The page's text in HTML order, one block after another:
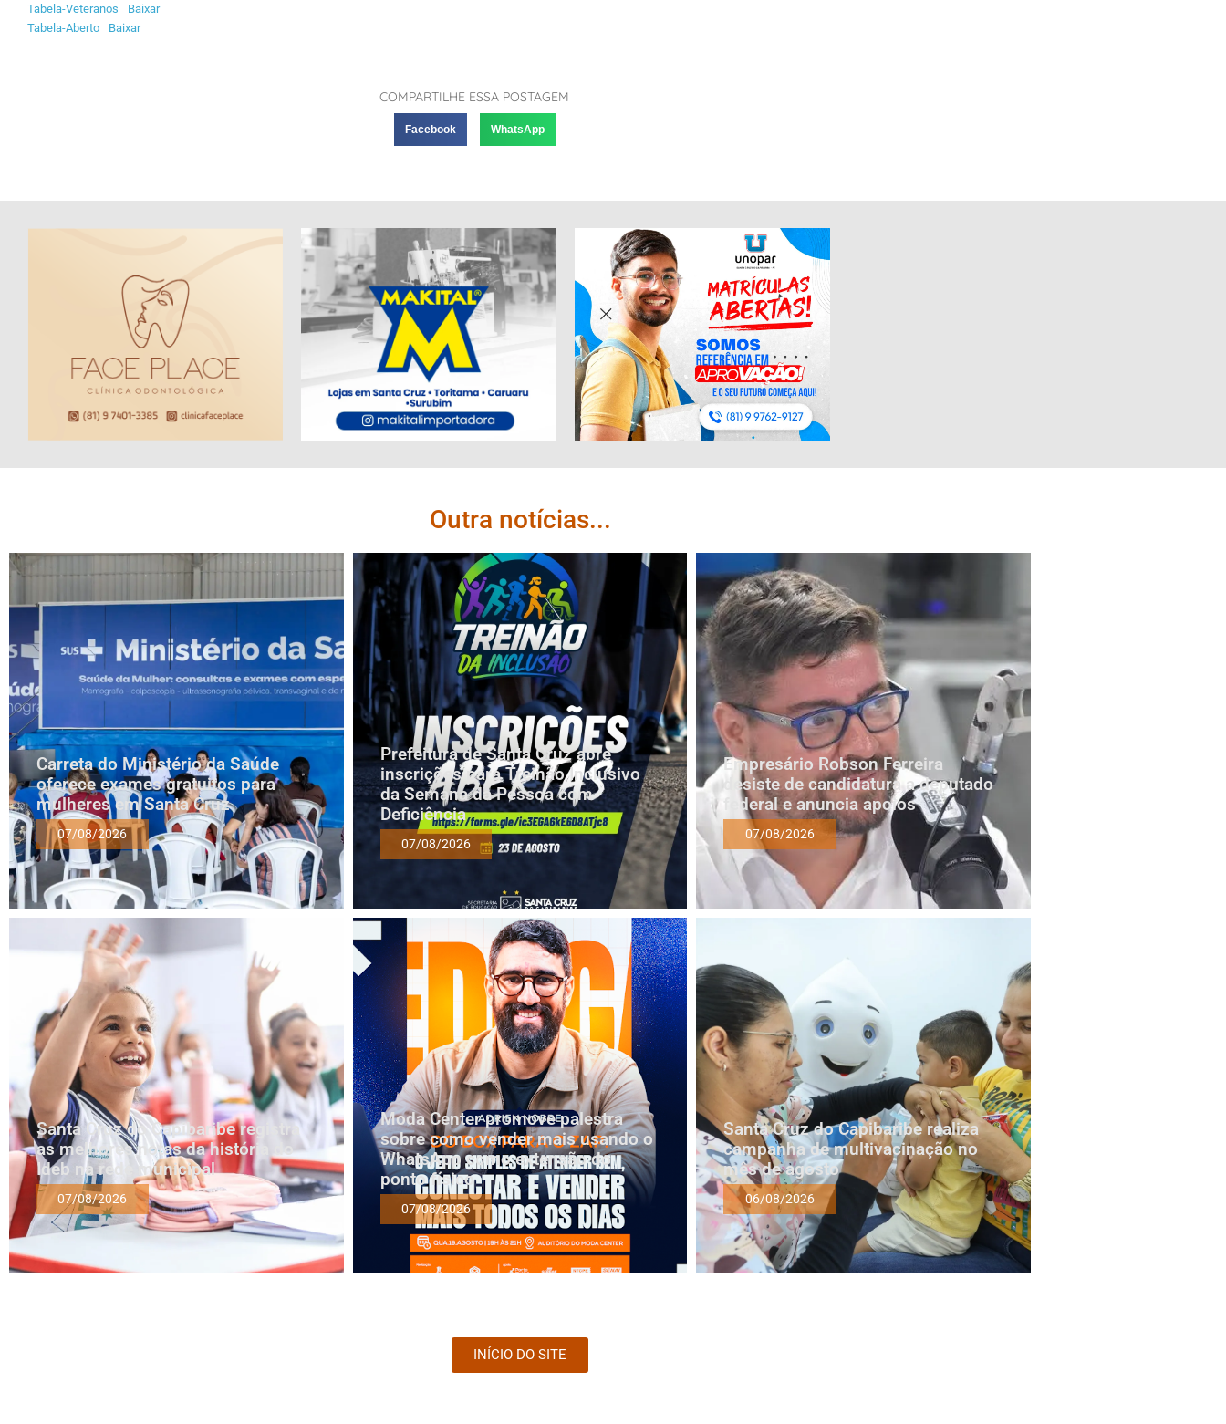
Tabela-Veteranos
Baixar
Tabela-Aberto
Baixar
COMPARTILHE ESSA POSTAGEM
Facebook WhatsApp
Outra notícias...
Carreta do Ministério da Saúde
oferece exames gratuitos para
mulheres em Santa Cruz
07/08/2026
Prefeitura de Santa Cruz abre
inscrições para Treinão Inclusivo
da Semana da Pessoa com
Deficiência
07/08/2026
Empresário Robson Ferreira
desiste de candidatura a deputado
federal e anuncia apoios
07/08/2026
Santa Cruz do Capibaribe registra
as melhores notas da história do
Ideb na rede municipal
07/08/2026
Moda Center promove palestra
sobre como vender mais usando o
WhatsApp como extensão do
ponto físico
07/08/2026
Santa Cruz do Capibaribe realiza
campanha de multivacinação no
mês de agosto
06/08/2026
INÍCIO DO SITE